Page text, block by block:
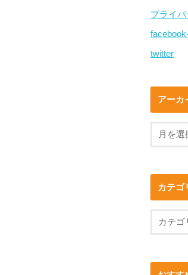
プライ
twitter
アーカ
カテゴ